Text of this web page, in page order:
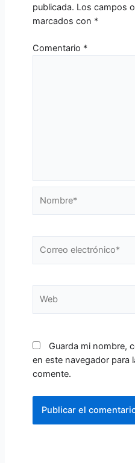
publicada. Los campos
marcados con *
Comentario *
electrónico*
Guarda mi nombre,
en este navegador para
comente.